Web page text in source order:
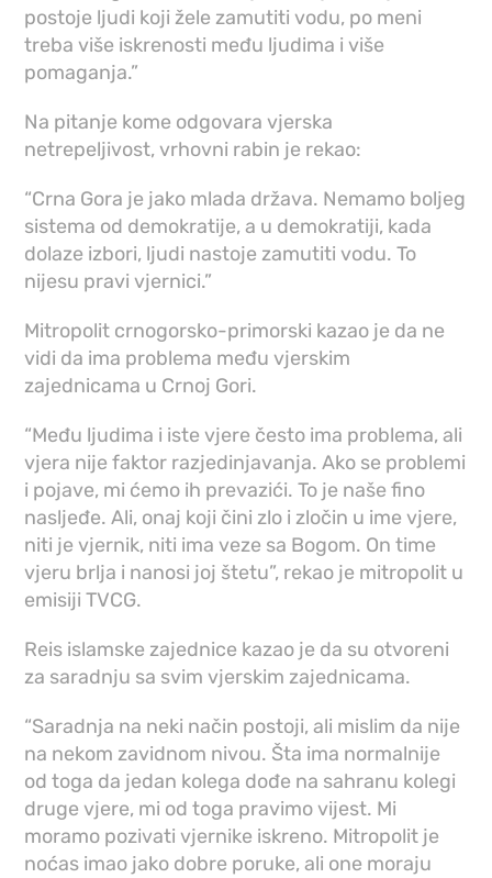
postoje ljudi koji žele zamutiti vodu, po meni
treba više iskrenosti među ljudima i više
pomaganja.”
Na pitanje kome odgovara vjerska
netrepeljivost, vrhovni rabin je rekao:
“Crna Gora je jako mlada država. Nemamo boljeg
sistema od demokratije, a u demokratiji, kada
dolaze izbori, ljudi nastoje zamutiti vodu. To
nijesu pravi vjernici.”
Mitropolit crnogorsko-primorski kazao je da ne
vidi da ima problema među vjerskim
zajednicama u Crnoj Gori.
“Među ljudima i iste vjere često ima problema, ali
vjera nije faktor razjedinjavanja. Ako se problemi
i pojave, mi ćemo ih prevazići. To je naše fino
nasljeđe. Ali, onaj koji čini zlo i zločin u ime vjere,
niti je vjernik, niti ima veze sa Bogom. On time
vjeru brlja i nanosi joj štetu”, rekao je mitropolit u
emisiji TVCG.
Reis islamske zajednice kazao je da su otvoreni
za saradnju sa svim vjerskim zajednicama.
“Saradnja na neki način postoji, ali mislim da nije
na nekom zavidnom nivou. Šta ima normalnije
od toga da jedan kolega dođe na sahranu kolegi
druge vjere, mi od toga pravimo vijest. Mi
moramo pozivati vjernike iskreno. Mitropolit je
noćas imao jako dobre poruke, ali one moraju